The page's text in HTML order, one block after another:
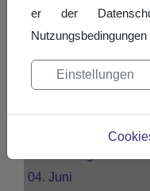
03. Juni
04. Juni
er der
Einstellungen